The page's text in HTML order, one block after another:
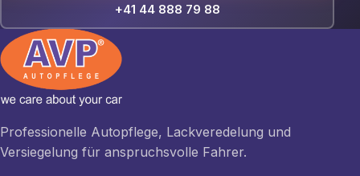
+41 44 888 79 88
Professionelle Autopflege, Lackveredelung und
Versiegelung für anspruchsvolle Fahrer.